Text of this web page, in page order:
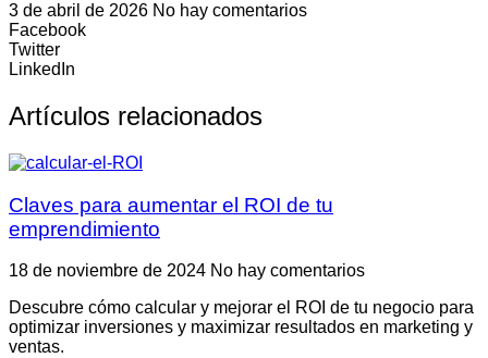
3 de abril de 2026 No hay comentarios
Facebook
Twitter
LinkedIn
Artículos relacionados
Claves para aumentar el ROI de tu
emprendimiento
18 de noviembre de 2024 No hay comentarios
Descubre cómo calcular y mejorar el ROI de tu negocio para
optimizar inversiones y maximizar resultados en marketing y
ventas.